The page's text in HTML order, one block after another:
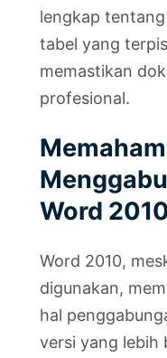
lengkap
tabel yang
memastikan
profesional.
Word
Word 2010,
digunakan,
hal
versi yang lebih